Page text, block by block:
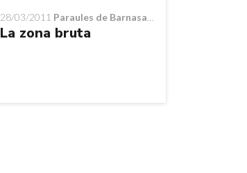
28/03/2011 Paraules de Barnasants
La zona bruta